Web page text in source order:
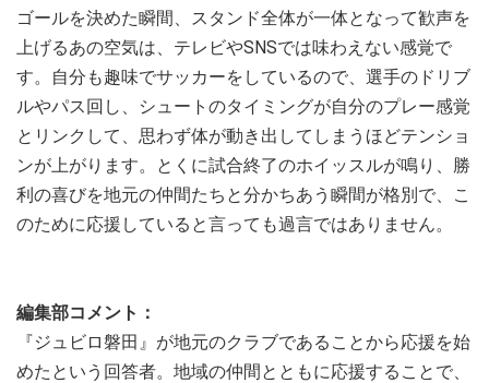
ゴールを決めた瞬間、スタンド全体が一体となって歓声を
上げるあの空気は、テレビやSNSでは味わえない感覚で
す。自分も趣味でサッカーをしているので、選手のドリブ
ルやパス回し、シュートのタイミングが自分のプレー感覚
とリンクして、思わず体が動き出してしまうほどテンショ
ンが上がります。とくに試合終了のホイッスルが鳴り、勝
利の喜びを地元の仲間たちと分かちあう瞬間が格別で、こ
のために応援していると言っても過言ではありません。
編集部コメント：
『ジュビロ磐田』が地元のクラブであることから応援を始
めたという回答者。地域の仲間とともに応援することで、